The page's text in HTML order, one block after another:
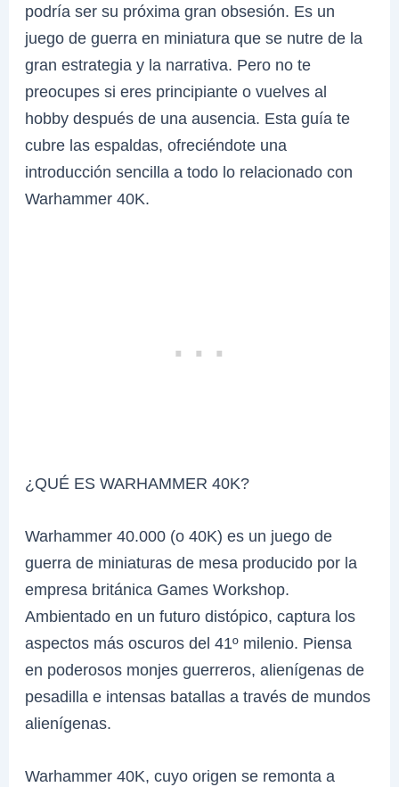
podría ser su próxima gran obsesión. Es un
juego de guerra en miniatura que se nutre de la
gran estrategia y la narrativa. Pero no te
preocupes si eres principiante o vuelves al
hobby después de una ausencia. Esta guía te
cubre las espaldas, ofreciéndote una
introducción sencilla a todo lo relacionado con
Warhammer 40K.
¿QUÉ ES WARHAMMER 40K?
Warhammer 40.000 (o 40K) es un juego de
guerra de miniaturas de mesa producido por la
empresa británica Games Workshop.
Ambientado en un futuro distópico, captura los
aspectos más oscuros del 41º milenio. Piensa
en poderosos monjes guerreros, alienígenas de
pesadilla e intensas batallas a través de mundos
alienígenas.
Warhammer 40K, cuyo origen se remonta a